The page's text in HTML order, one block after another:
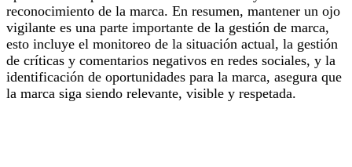
reconocimiento de la marca. En resumen, mantener un ojo
vigilante es una parte importante de la gestión de marca,
esto incluye el monitoreo de la situación actual, la gestión
de críticas y comentarios negativos en redes sociales, y la
identificación de oportunidades para la marca, asegura que
la marca siga siendo relevante, visible y respetada.